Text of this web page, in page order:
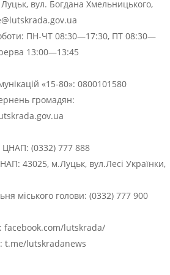
вул. Богдана Хмельницького,
ПН-ЧТ 08:30—17:30, ПТ 08:30—
13:00—13:45
«15-80»: 0800101580
громадян:
ЦНАП: (0332) 777 888
43025, м.Луцьк, вул.Лесі Українки,
міського голови: (0332) 777 900
facebook.com/lutskrada/
t.me/lutskradanews